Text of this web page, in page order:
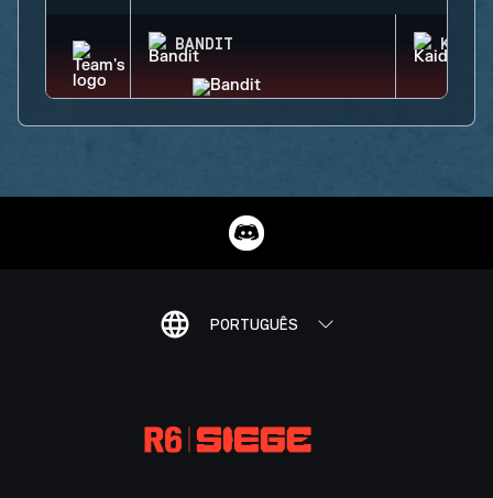
BANDIT KAID
PORTUGUÊS